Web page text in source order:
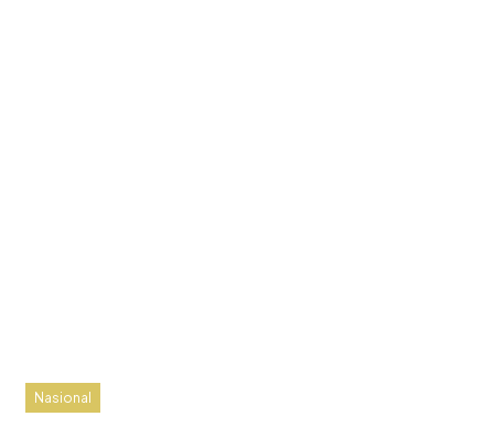
Nasional